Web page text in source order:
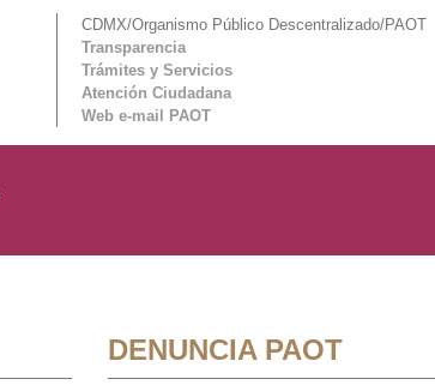
CDMX/Organismo Público Descentralizado/PAOT
Transparencia
Trámites y Servicios
Atención Ciudadana
Web e-mail PAOT
DENUNCIA PAOT